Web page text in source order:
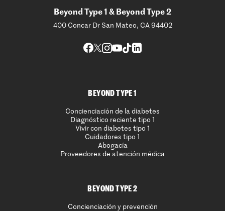
Beyond Type 1 & Beyond Type 2
400 Concar Dr San Mateo, CA 94402
BEYOND TYPE 1
Concienciación de la diabetes
Diagnóstico reciente tipo 1
Vivir con diabetes tipo 1
Cuidadores tipo 1
Abogacía
Proveedores de atención médica
BEYOND TYPE 2
Concienciación y prevención